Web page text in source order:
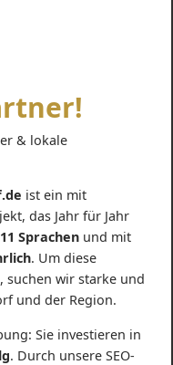
& lokale
ist ein mit
das Jahr für Jahr
11 Sprachen und mit
. Um diese
suchen wir starke und
und der Region.
Sie investieren in
. Durch unsere SEO-